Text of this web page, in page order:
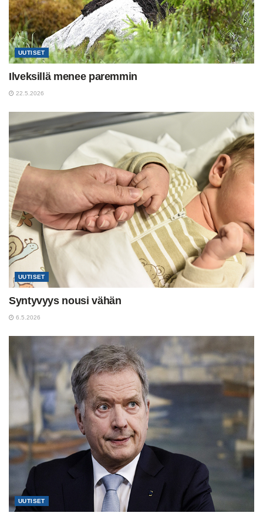
UUTISET
Ilveksillä menee paremmin
22.5.2026
UUTISET
Syntyvyys nousi vähän
6.5.2026
UUTISET